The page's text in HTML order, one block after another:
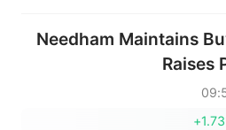
Needham Maintains
Raises